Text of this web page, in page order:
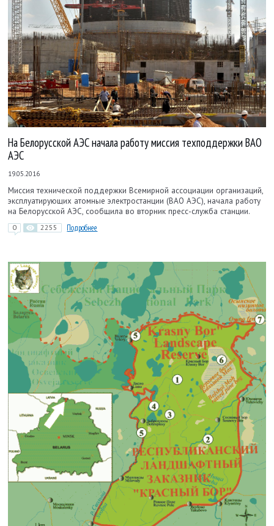
На Белорусской АЭС начала работу миссия техподдержки ВАО
АЭС
19.05.2016
Миссия технической поддержки Всемирной ассоциации организаций,
эксплуатирующих атомные электростанции (ВАО АЭС), начала работу
на Белорусской АЭС, сообщила во вторник пресс-служба станции.
0 2255 Подробнее